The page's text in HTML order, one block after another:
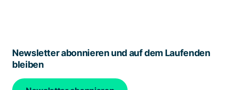
Newsletter abonnieren und auf dem Laufenden
bleiben